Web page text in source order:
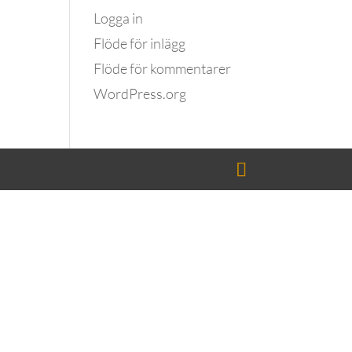
Logga in
Flöde för inlägg
Flöde för kommentarer
WordPress.org